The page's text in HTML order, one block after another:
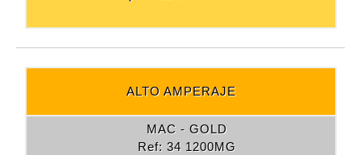
ALTO AMPERAJE
MAC - GOLD
Ref: 34 1200MG